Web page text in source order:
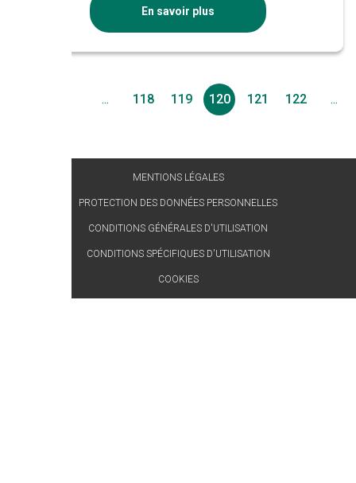
En savoir plus
... 118 119 120 121 122 ...
MENTIONS LÉGALES
PROTECTION DES DONNÉES PERSONNELLES
CONDITIONS GÉNÉRALES D'UTILISATION
CONDITIONS SPÉCIFIQUES D'UTILISATION
COOKIES